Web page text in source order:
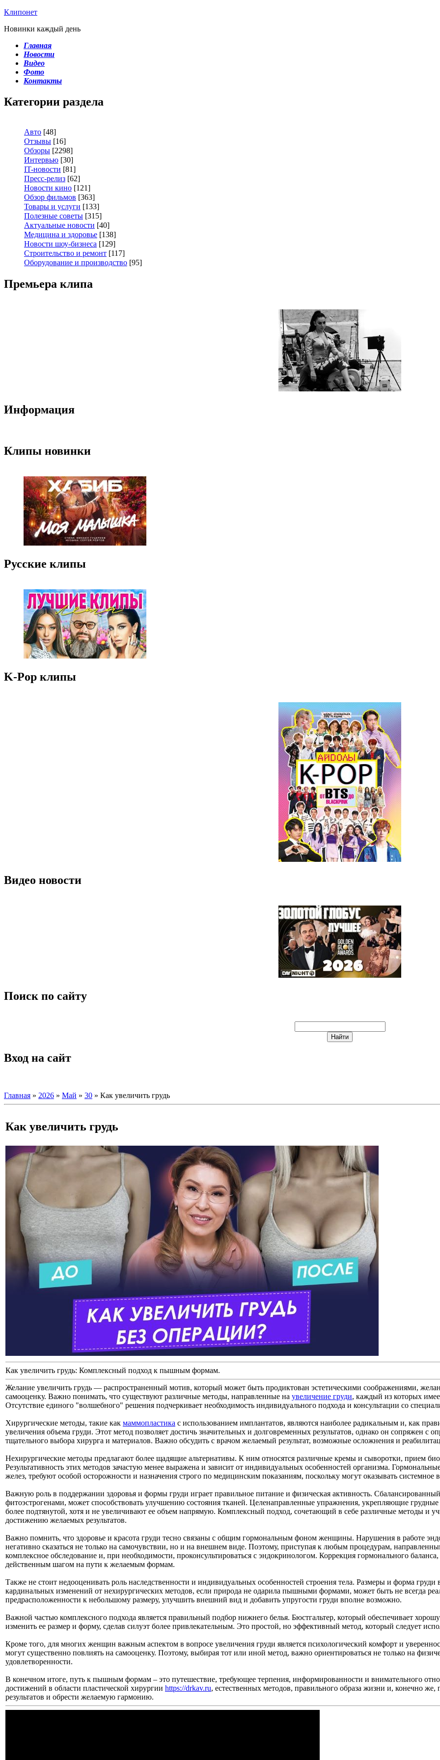
Клипонет
Новинки каждый день
Главная
Новости
Видео
Фото
Контакты
Категории раздела
Авто [48]
Отзывы [16]
Обзоры [2298]
Интервью [30]
IT-новости [81]
Пресс-релиз [62]
Новости кино [121]
Обзор фильмов [363]
Товары и услуги [133]
Полезные советы [315]
Актуальные новости [40]
Медицина и здоровье [138]
Новости шоу-бизнеса [129]
Строительство и ремонт [117]
Оборудование и производство [95]
Премьера клипа
Информация
Клипы новинки
Русские клипы
K-Pop клипы
Видео новости
Поиск по сайту
Вход на сайт
Главная » 2026 » Май » 30 » Как увеличить грудь
Как увеличить грудь
Как увеличить грудь: Комплексный подход к пышным формам.
Желание увеличить грудь — распространенный мотив, который может быть продиктован эстетическими соображениями,
самооценку. Важно понимать, что существуют различные методы, направленные на увеличение груди, каждый из которых
Отсутствие единого "волшебного" решения подчеркивает необходимость индивидуального подхода и консультации со
Хирургические методы, такие как маммопластика с использованием имплантатов, являются наиболее радикальным и, как
увеличения объема груди. Этот метод позволяет достичь значительных и долговременных результатов, однако он сопряжен с
тщательного выбора хирурга и материалов. Важно обсудить с врачом желаемый результат, возможные осложнения и
Нехирургические методы предлагают более щадящие альтернативы. К ним относятся различные кремы и сыворотки, прием
Результативность этих методов зачастую менее выражена и зависит от индивидуальных особенностей организма.
желез, требуют особой осторожности и назначения строго по медицинским показаниям, поскольку могут оказывать системное
Важную роль в поддержании здоровья и формы груди играет правильное питание и физическая активность.
фитоэстрогенами, может способствовать улучшению состояния тканей. Целенаправленные упражнения, укрепляющие
более подтянутой, хотя и не увеличивают ее объем напрямую. Комплексный подход, сочетающий в себе различные методы и
достижению желаемых результатов.
Важно помнить, что здоровье и красота груди тесно связаны с общим гормональным фоном женщины. Нарушения в работе
негативно сказаться не только на самочувствии, но и на внешнем виде. Поэтому, приступая к любым процедурам,
комплексное обследование и, при необходимости, проконсультироваться с эндокринологом. Коррекция гормонального
действенным шагом на пути к желаемым формам.
Также не стоит недооценивать роль наследственности и индивидуальных особенностей строения тела. Размеры и форма
кардинальных изменений от нехирургических методов, если природа не одарила пышными формами, может быть не всегда
предрасположенности к небольшому размеру, улучшить внешний вид и добавить упругости груди вполне возможно.
Важной частью комплексного подхода является правильный подбор нижнего белья. Бюстгальтер, который обеспечивает
изменить ее размер и форму, сделав силуэт более привлекательным. Это простой, но эффективный метод, который следует
Кроме того, для многих женщин важным аспектом в вопросе увеличения груди является психологический комфорт и
могут существенно повлиять на самооценку. Поэтому, выбирая тот или иной метод, важно ориентироваться не только на
удовлетворенности.
В конечном итоге, путь к пышным формам – это путешествие, требующее терпения, информированности и внимательного
достижений в области пластической хирургии https://drkav.ru, естественных методов, правильного образа жизни и, конечно
результатов и обрести желаемую гармонию.